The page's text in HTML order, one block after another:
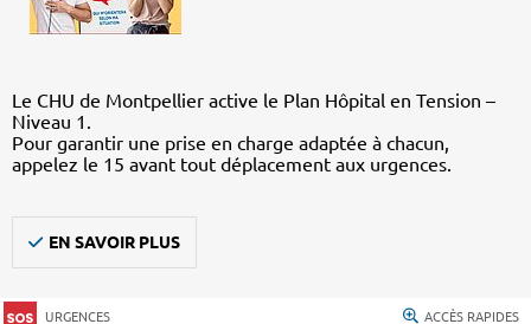
Le CHU de Montpellier active le Plan Hôpital en Tension –
Niveau 1.
Pour garantir une prise en charge adaptée à chacun,
appelez le 15 avant tout déplacement aux urgences.
EN SAVOIR PLUS
URGENCES ACCÈS RAPIDES